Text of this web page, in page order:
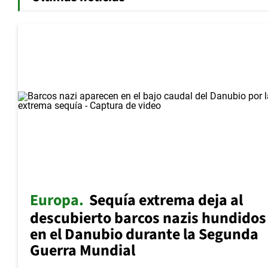
Europa Sequía extrema deja al
descubierto barcos nazis hundidos
en el Danubio durante la Segunda
Guerra Mundial